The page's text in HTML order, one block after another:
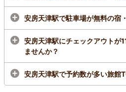
安房天津駅で駐車場が無料の宿
安房天津駅にチェックアウトが
ませんか？
安房天津駅で予約数が多い旅館